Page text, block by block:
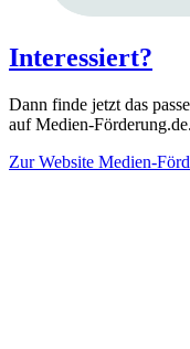
Interessiert?
Dann finde jetzt das
auf Medien-Förderung.de.
Zur Website Medien-